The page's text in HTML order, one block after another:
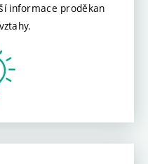
informace proděkan